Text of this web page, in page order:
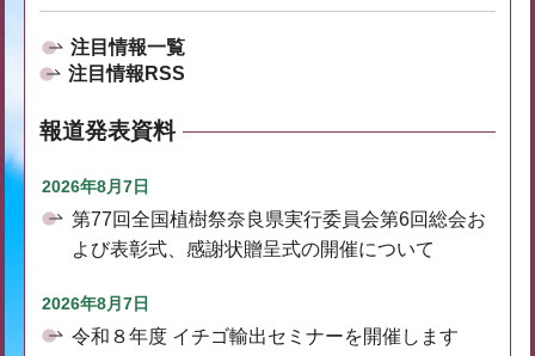
注目情報一覧
注目情報RSS
報道発表資料
2026年8月7日
第77回全国植樹祭奈良県実行委員会第6回総会お
よび表彰式、感謝状贈呈式の開催について
2026年8月7日
令和８年度 イチゴ輸出セミナーを開催します